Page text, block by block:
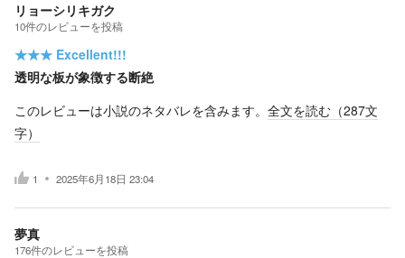
リョーシリキガク
10件のレビューを投稿
★★★ Excellent!!!
透明な板が象徴する断絶
このレビューは小説のネタバレを含みます。 全文を読む（287文
字）
1 2025年6月18日 23:04
夢真
176件のレビューを投稿